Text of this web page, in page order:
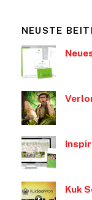
NEUSTE
Kuk